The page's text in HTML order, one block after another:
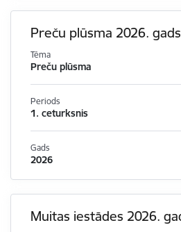
Preču plūsma 2026.
Tēma
Preču plūsma
Periods
1. ceturksnis
Gads
2026
Muitas iestādes 2026.